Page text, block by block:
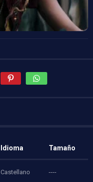
Idioma Tamaño
Castellano ----